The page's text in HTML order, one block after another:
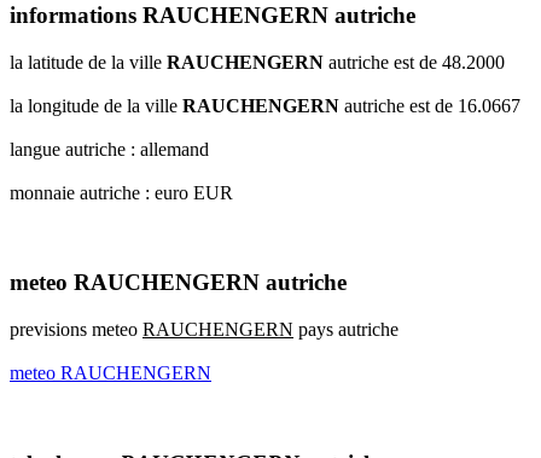
informations RAUCHENGERN autriche
la latitude de la ville RAUCHENGERN autriche est de 48.2000
la longitude de la ville RAUCHENGERN autriche est de 16.0667
langue autriche : allemand
monnaie autriche : euro EUR
meteo RAUCHENGERN autriche
previsions meteo RAUCHENGERN pays autriche
meteo RAUCHENGERN